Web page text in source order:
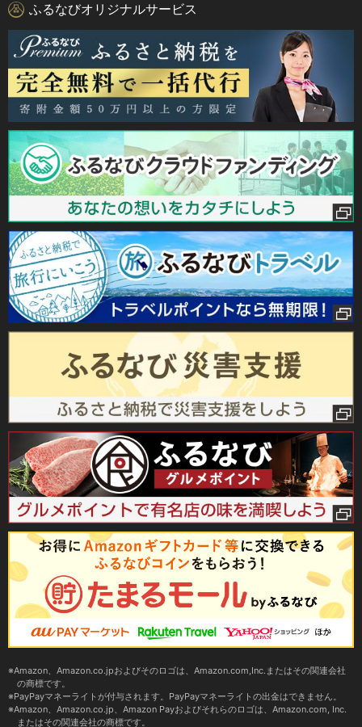
ふるなびオリジナルサービス
Amazon、Amazon.co.jpおよびそのロゴは、Amazon.com,Inc.またはその関連会社
の商標です。
PayPayマネーライトが付与されます。PayPayマネーライトの出金はできません。
Amazon、Amazon.co.jp、Amazon Payおよびそれらのロゴは、Amazon.com, Inc.
またはその関連会社の商標です。